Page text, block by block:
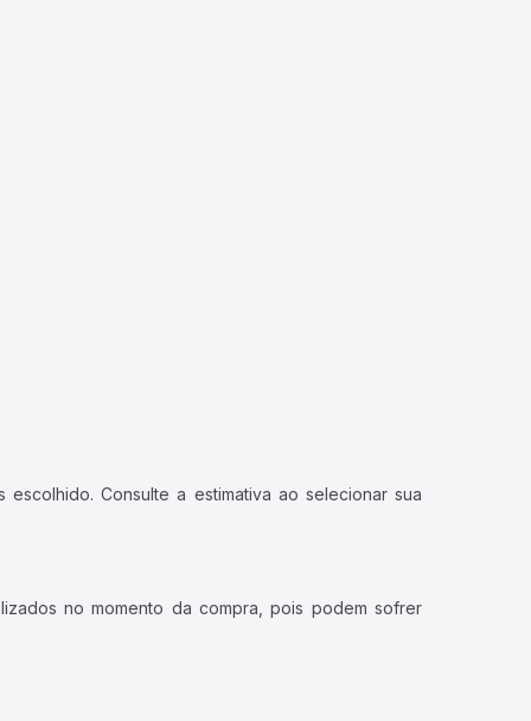
Consulte a estimativa ao selecionar sua
no momento da compra, pois podem sofrer